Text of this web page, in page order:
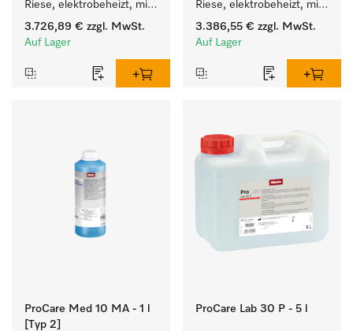
Riese, elektrobeheizt, mit
Ablaufventil und
zielgruppenspezifischen
Leistung 7 kg  in 49 min .
3.726,89 € zzgl. MwSt.
Auf Lager
Riese, elektrobeheizt, mit
Ablaufventil und
zielgruppenspezifischen
Leistung 7 kg  in 49 min .
3.386,55 € zzgl. MwSt.
Auf Lager
ProCare Med 10 MA - 1 l
[Typ 2]
ProCare Lab 30 P - 5 l